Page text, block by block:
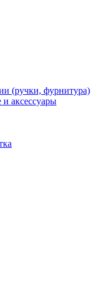
(ручки, фурнитура)
аксессуары